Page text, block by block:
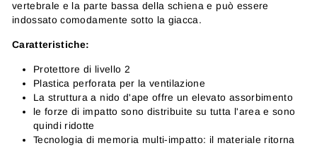
vertebrale e la parte bassa della schiena e può essere
indossato comodamente sotto la giacca.
Caratteristiche:
Protettore di livello 2
Plastica perforata per la ventilazione
La struttura a nido d'ape offre un elevato assorbimento
le forze di impatto sono distribuite su tutta l'area e sono
quindi ridotte
Tecnologia di memoria multi-impatto: il materiale ritorna